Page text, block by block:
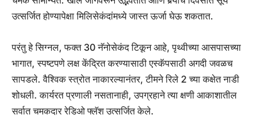
उत्सर्जित होण्यापेक्षा मिलिसेकंदांमध्ये जास्त ऊर्जा घेऊ शकतात.
परंतु हे सिग्नल, फक्त 30 नॅनोसेकंद टिकून आहे, पृथ्वीच्या आसपासच्या
भागात, स्पष्टपणे लक्ष केंद्रित करण्यासाठी एस्कॅपसाठी अगदी जवळच
सापडले. वैश्विक स्त्रोत नाकारल्यानंतर, टीमने रिले 2 च्या कक्षेत नाडी
शोधली. कार्यरत प्रणाली नसतानाही, उपग्रहाने त्या क्षणी आकाशातील
सर्वात चमकदार रेडिओ फ्लॅश उत्सर्जित केले.